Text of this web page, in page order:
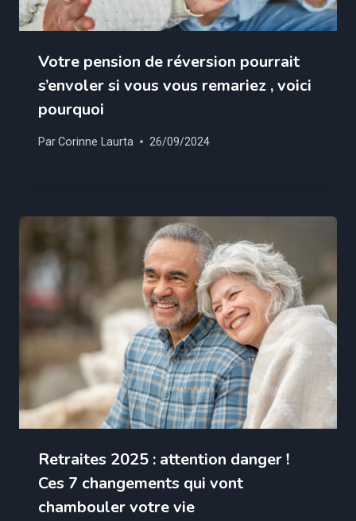
Votre pension de réversion pourrait
s’envoler si vous vous remariez , voici
pourquoi
ParCorinne Laurta 26/09/2024
Retraites 2025 : attention danger !
Ces 7 changements qui vont
chambouler votre vie